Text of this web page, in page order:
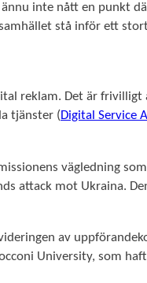
inte nått en punkt
stå inför ett
reklam. Det är frivilligt
tjänster (Digital Service
vägledning
attack mot Ukraina.
av
University, som